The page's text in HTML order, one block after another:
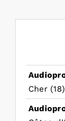
Cher (18)